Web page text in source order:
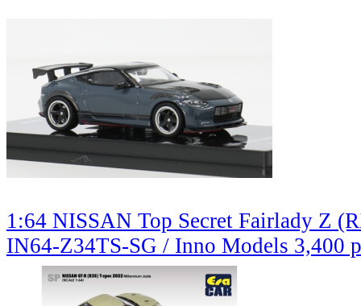
1:64 NISSAN Top Secret Fairlady Z
IN64-Z34TS-SG / Inno Models 3,400